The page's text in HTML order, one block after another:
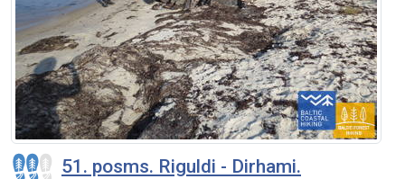
51. posms. Riguldi - Dirhami.